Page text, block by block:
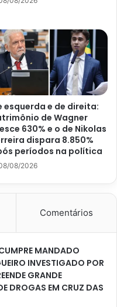
esquerda e de direita:
de Wagner
630% e o de Nikolas
dispara 8.850%
períodos na política
08/2026
Comentários
MANDADO
INVESTIGADO POR
GRANDE
DROGAS EM CRUZ DAS